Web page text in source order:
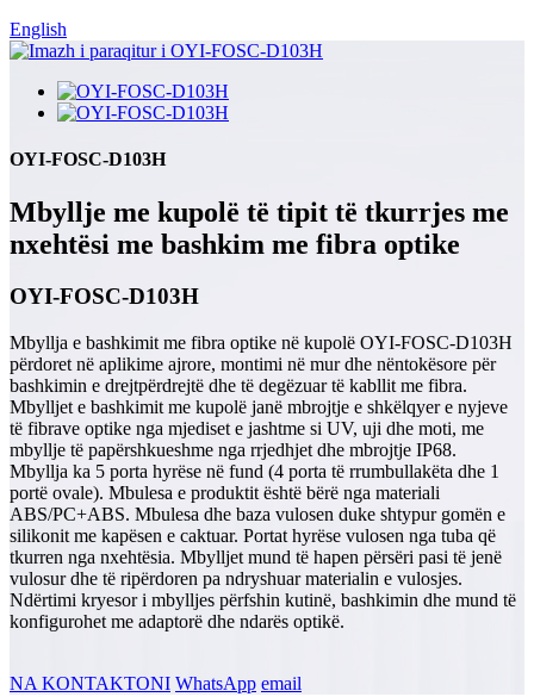
English
OYI-FOSC-D103H
Mbyllje me kupolë të tipit të tkurrjes me
nxehtësi me bashkim me fibra optike
OYI-FOSC-D103H
Mbyllja e bashkimit me fibra optike në kupolë OYI-FOSC-D103H
përdoret në aplikime ajrore, montimi në mur dhe nëntokësore për
bashkimin e drejtpërdrejtë dhe të degëzuar të kabllit me fibra.
Mbylljet e bashkimit me kupolë janë mbrojtje e shkëlqyer e nyjeve
të fibrave optike nga mjediset e jashtme si UV, uji dhe moti, me
mbyllje të papërshkueshme nga rrjedhjet dhe mbrojtje IP68.
Mbyllja ka 5 porta hyrëse në fund (4 porta të rrumbullakëta dhe 1
portë ovale). Mbulesa e produktit është bërë nga materiali
ABS/PC+ABS. Mbulesa dhe baza vulosen duke shtypur gomën e
silikonit me kapësen e caktuar. Portat hyrëse vulosen nga tuba që
tkurren nga nxehtësia. Mbylljet mund të hapen përsëri pasi të jenë
vulosur dhe të ripërdoren pa ndryshuar materialin e vulosjes.
Ndërtimi kryesor i mbylljes përfshin kutinë, bashkimin dhe mund të
konfigurohet me adaptorë dhe ndarës optikë.
NA KONTAKTONI WhatsApp email